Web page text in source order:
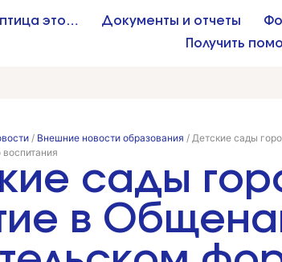
это… Документы и отчеты
Получить
/ Внешние новости образования / Детские сады
сады
в